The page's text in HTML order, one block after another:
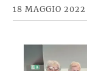
18 MAGGIO 2022